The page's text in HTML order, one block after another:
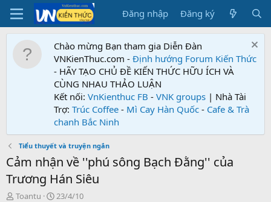
Đăng nhập Đăng ký
Chào mừng Bạn tham gia Diễn Đàn
VNKienThuc.com - Định hướng Forum Kiến Thức
- HÃY TẠO CHỦ ĐỀ KIẾN THỨC HỮU ÍCH VÀ
CÙNG NHAU THẢO LUẬN
Kết nối: VnKienthuc FB - VNK groups | Nhà Tài
Trợ: Trúc Coffee - Mì Cay Hàn Quốc - Cafe & Trà
chanh Bắc Ninh
Tiểu thuyết và truyện ngắn
Cảm nhận về ''phú sông Bạch Đằng'' của
Trương Hán Siêu
T
Toantu
N
23/4/10